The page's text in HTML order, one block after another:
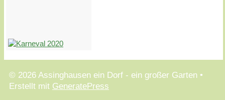
© 2026 Assinghausen ein Dorf - ein großer Garten •
Erstellt mit GeneratePress